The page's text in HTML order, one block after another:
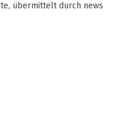
übermittelt durch news